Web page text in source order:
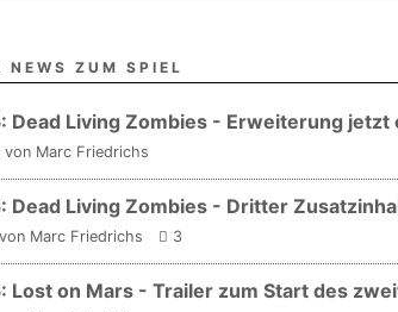
NEWS ZUM SPIEL
Dead Living Zombies - Erweiterung jetzt
Marc Friedrichs
Dead Living Zombies - Dritter
Marc Friedrichs 3
Lost on Mars - Trailer zum Start des